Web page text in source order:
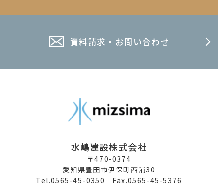
資料請求・お問い合わせ
水嶋建設株式会社
〒470-0374
愛知県豊田市伊保町西浦30
Tel.0565-45-0350 Fax.0565-45-5376